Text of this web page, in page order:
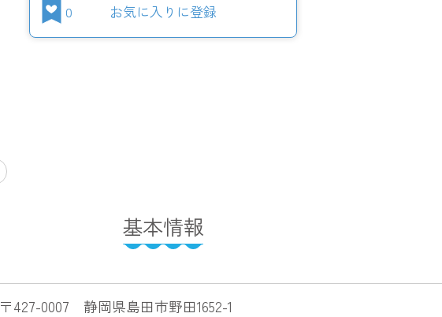
0 お気に入りに登録
基本情報
〒427-0007 静岡県島田市野田1652-1